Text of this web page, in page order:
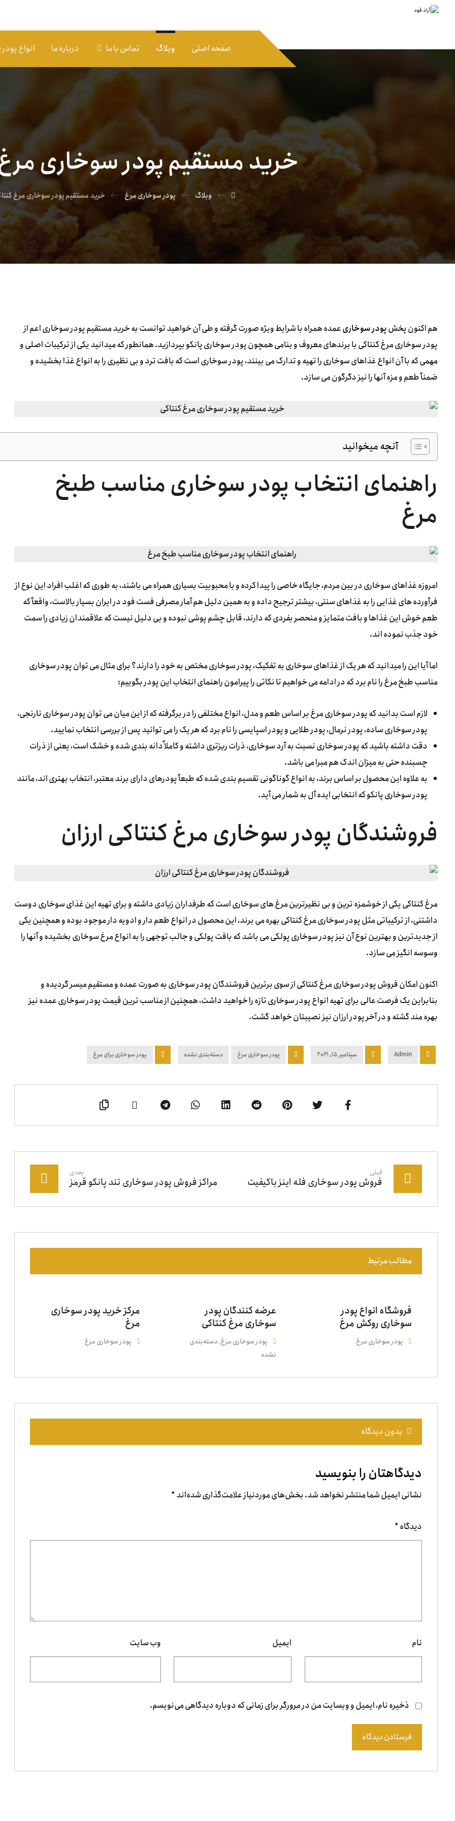
صفحه اصلی وبلاگ تماس با ما درباره ما انواع
خرید مستقیم پودر سوخاری
وبلاگ پودر سوخاری مرغ خرید مستقیم پودر سوخاری مرغ
هم اکنون پخشپودر سوخاریعمده همراه با شرایط ویژه صورت گرفته و طی آن خواهید توانست به خرید مستقیم پودر سوخاری اعم از
پودر سوخاری مرغ کنتاکی با برندهای معروف و بنامی همچون پودر سوخاری پانکو بپردازید. همانطور که میدانید یکی از ترکیبات اصلی و
مهمی که با آن انواع غذاهای سوخاری را تهیه و تدارک می بینند، پودر سوخاری است که بافت ترد و بی نظیری را به انواع غذا بخشیده و
ضمناً طعم و مزه آنها را نیز دگرگون می سازد.
آنچه میخوانید
راهنمای انتخاب پودر سوخاری مناسب طبخ
مرغ
امروزه غذاهای سوخاری در بین مردم، جایگاه خاصی را پیدا کرده و با محبوبیت بسیاری همراه می باشند، به طوری که اغلب افراد این نوع از
فرآورده های غذایی را به غذاهای سنتی، بیشتر ترجیح داده و به همین دلیل هم آمار مصرفی فست فود در ایران بسیار بالاست، واقعاً که
طعم خوش این غذاها و بافت متمایز و منحصر بفردی که دارند، قابل چشم پوشی نبوده و بی دلیل نیست که علاقمندان زیادی را سمت
خود جذب نموده اند.
اما آیا این را میدانید که هر یک از غذاهای سوخاری به تفکیک، پودر سوخاری مختص به خود را دارند؟ برای مثال می توان پودر سوخاری
مناسب طبخ مرغ را نام برد که در ادامه می خواهیم تا نکاتی را پیرامون راهنمای انتخاب این پودر بگوییم:
لازم است بدانید که پودر سوخاری مرغ بر اساس طعم و مدل، انواع مختلفی را در برگرفته که از این میان می توان پودر سوخاری نارنجی،
پودر سوخاری ساده، پودر نرمال، پودر طلایی و پودر اسپایسی را نام برد که هر یک را می توانید پس از بررسی انتخاب نمایید.
دقت داشته باشید که پودر سوخاری نسبت به آرد سوخاری، ذرات ریزتری داشته و کاملاً دانه بندی شده و خشک است، یعنی از ذرات
چسبنده حتی به میزان اندک هم مبرا می باشد.
به علاوه این محصول بر اساس برند، به انواع گوناگونی تقسیم بندی شده که طبعاً پودرهای دارای برند معتبر، انتخاب بهتری اند، مانند
پودر سوخاری پانکو که انتخابی ایده آل به شمار می آید.
فروشندگان پودر سوخاری مرغ کنتاکی ارزان
مرغ کنتاکی یکی از خوشمزه ترین و بی نظیرترین مرغ های سوخاری است که طرفداران زیادی داشته و برای تهیه این غذای سوخاری دوست
داشتنی، از ترکیباتی مثل پودر سوخاری مرغ کنتاکی بهره می برند، این محصول در انواع طعم دار و ادویه دار موجود بوده و همچنین یکی
از جدیدترین و بهترین نوع آن نیز پودر سوخاری پولکی می باشد که بافت پولکی و جالب توجهی را به انواع مرغ سوخاری بخشیده و آنها را
وسوسه انگیز می سازد.
اکنون امکان فروش پودر سوخاری مرغ کنتاکی از سوی برترین فروشندگان پودر سوخاری به صورت عمده و مستقیم میسر گردیده و
بنابراین یک فرصت عالی برای تهیه انواع پودر سوخاری تازه را خواهید داشت، همچنین از مناسب ترین قیمت پودر سوخاری عمده نیز
بهره مند گشته و در آخر پودر ارزان نیز نصیبتان خواهد گشت.
Admin سپتامبر ۱۵, ۲۰۲۱ پودر سوخاری مرغ دسته‌بندی نشده پودر سوخاری برای مرغ
قبلی
فروش پودر سوخاری فله اینز باکیفیت
بعدی
مراکز فروش پودر سوخاری تند پانکو قرمز
مطالب مرتبط
فروشگاه انواع پودر
سوخاری روکش مرغ
پودر سوخاری مرغ
عرضه کنندگان پودر
سوخاری مرغ کنتاکی
پودر سوخاری مرغ,دسته‌بندی
نشده
مرکز خرید پودر سوخاری
مرغ
پودر سوخاری مرغ
بدون دیدگاه
دیدگاهتان را بنویسید
نشانی ایمیل شما منتشر نخواهد شد.بخش‌های موردنیاز علامت‌گذاری شده‌اند*
دیدگاه*
نام ایمیل وب‌ سایت
ذخیره نام، ایمیل و وبسایت من در مرورگر برای زمانی که دوباره دیدگاهی می‌نویسم.
فرستادن دیدگاه